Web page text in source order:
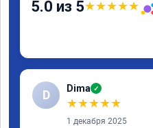
5.0 из 5★★★★★
D Dima ✓
★★★★★
1 декабря 2025